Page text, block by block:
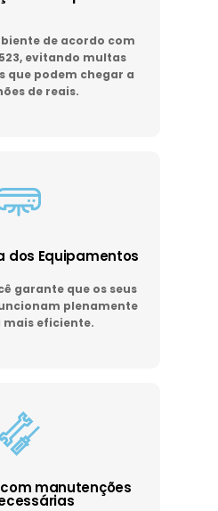
de acordo com
evitando multas
que podem chegar a
de reais.
dos Equipamentos
garante que os seus
plenamente
mais eficiente.
manutenções